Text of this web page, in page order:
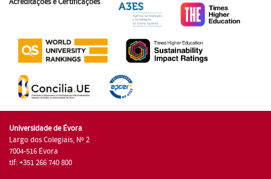
Universidade de Évora
Largo dos Colegiais, Nº 2
7004-516 Évora
tlf: +351 266 740 800